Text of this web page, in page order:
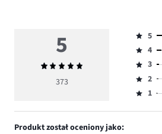
5
Średnia
ocena
373
Ocena
5,
ilość
głosów
312.
5
Ocena
4,
ilość
głosów
4
Ocena
3,
ilość
3
Ocena
2,
2
Ocena
1,
1
Produkt został oceniony jako: